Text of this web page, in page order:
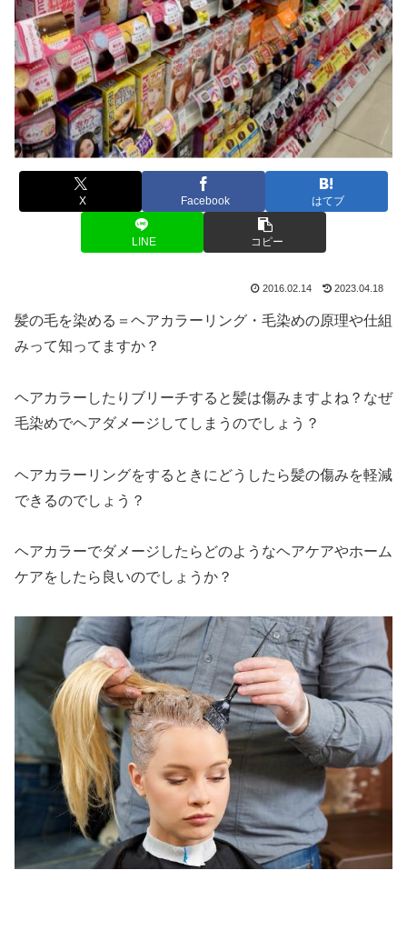
X Facebook はてブ
LINE コピー
2016.02.14 2023.04.18
髪の毛を染める＝ヘアカラーリング・毛染めの原理や仕組
みって知ってますか？
ヘアカラーしたりブリーチすると髪は傷みますよね？なぜ
毛染めでヘアダメージしてしまうのでしょう？
ヘアカラーリングをするときにどうしたら髪の傷みを軽減
できるのでしょう？
ヘアカラーでダメージしたらどのようなヘアケアやホーム
ケアをしたら良いのでしょうか？